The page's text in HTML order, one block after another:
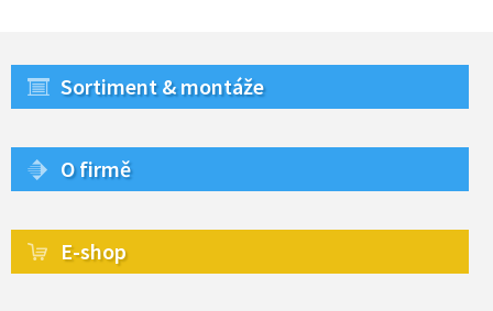
Sortiment & montáže
O firmě
E-shop